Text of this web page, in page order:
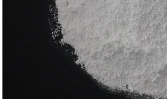
四川防辐射铅门厂家